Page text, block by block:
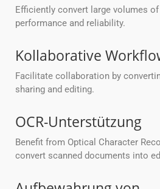
Efficiently convert large volumes
performance and reliability.
Kollaborative
Facilitate collaboration by
sharing and editing.
OCR-Unterstützung
Benefit from Optical Character
convert scanned documents into